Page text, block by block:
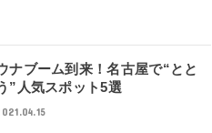
ナブーム到来！名古屋で“とと
”人気スポット5選